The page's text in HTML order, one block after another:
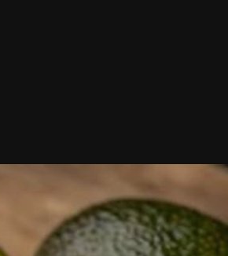
পেঁপে
সি এবং অ্যান্টিঅক্সিডেন্ট
হজমশক্তি ও কোষ্ঠকাঠিন্য দূর